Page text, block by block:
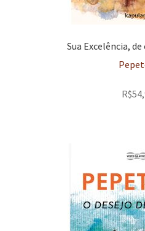
Sua Excelência,
R$